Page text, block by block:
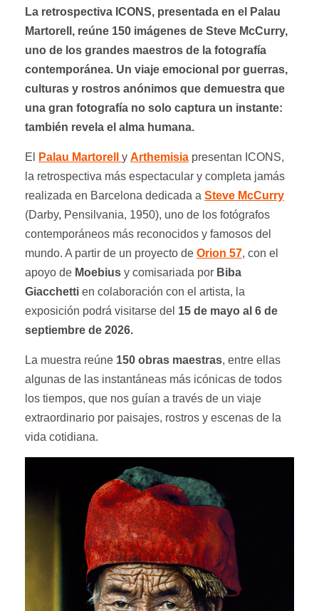
La retrospectiva ICONS, presentada en el Palau
Martorell, reúne 150 imágenes de Steve McCurry,
uno de los grandes maestros de la fotografía
contemporánea. Un viaje emocional por guerras,
culturas y rostros anónimos que demuestra que
una gran fotografía no solo captura un instante:
también revela el alma humana.
El Palau Martorell y Arthemisia presentan ICONS,
la retrospectiva más espectacular y completa jamás
realizada en Barcelona dedicada a Steve McCurry
(Darby, Pensilvania, 1950), uno de los fotógrafos
contemporáneos más reconocidos y famosos del
mundo. A partir de un proyecto de Orion 57, con el
apoyo de Moebius y comisariada por Biba
Giacchetti en colaboración con el artista, la
exposición podrá visitarse del 15 de mayo al 6 de
septiembre de 2026.
La muestra reúne 150 obras maestras, entre ellas
algunas de las instantáneas más icónicas de todos
los tiempos, que nos guían a través de un viaje
extraordinario por paisajes, rostros y escenas de la
vida cotidiana.